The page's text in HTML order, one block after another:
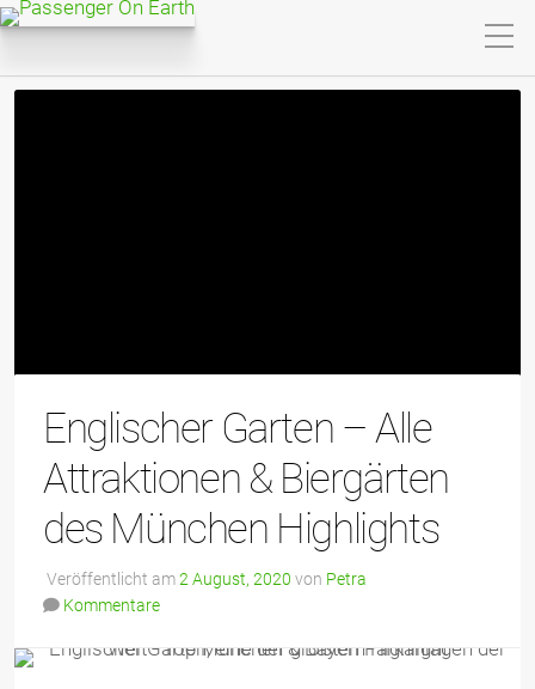
Englischer Garten – Alle
Attraktionen & Biergärten
des München Highlights
Veröffentlicht am2 August, 2020 von Petra
Kommentare